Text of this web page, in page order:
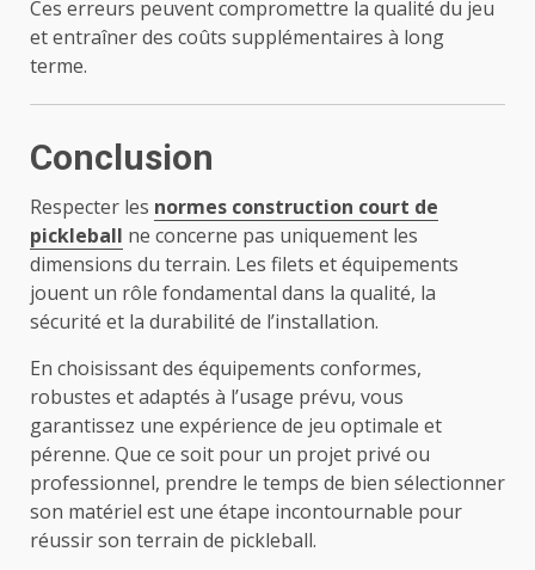
Ces erreurs peuvent compromettre la qualité du jeu
et entraîner des coûts supplémentaires à long
terme.
Conclusion
Respecter les normes construction court de
pickleball ne concerne pas uniquement les
dimensions du terrain. Les filets et équipements
jouent un rôle fondamental dans la qualité, la
sécurité et la durabilité de l’installation.
En choisissant des équipements conformes,
robustes et adaptés à l’usage prévu, vous
garantissez une expérience de jeu optimale et
pérenne. Que ce soit pour un projet privé ou
professionnel, prendre le temps de bien sélectionner
son matériel est une étape incontournable pour
réussir son terrain de pickleball.